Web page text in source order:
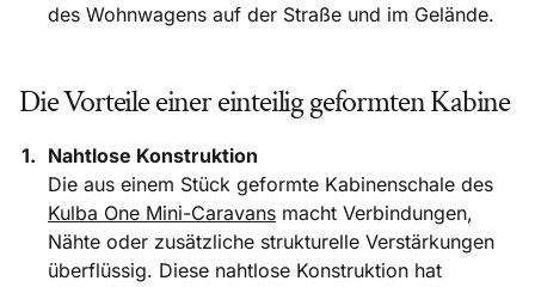
des Wohnwagens auf der Straße und im Gelände.
Die Vorteile einer einteilig geformten Kabine
Nahtlose Konstruktion
Die aus einem Stück geformte Kabinenschale des
Kulba One Mini-Caravans macht Verbindungen,
Nähte oder zusätzliche strukturelle Verstärkungen
überflüssig. Diese nahtlose Konstruktion hat